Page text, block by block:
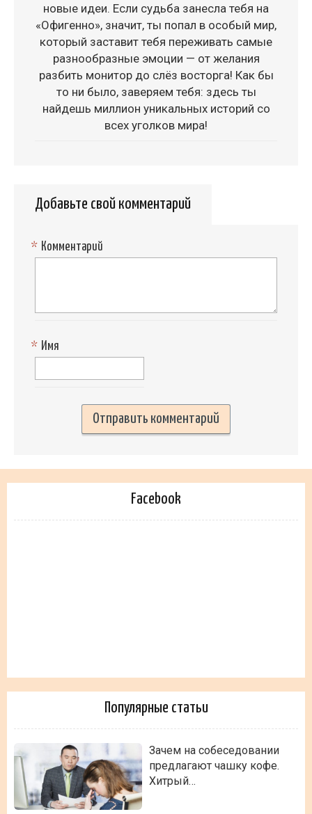
новые идеи. Если судьба занесла тебя на
«Офигенно», значит, ты попал в особый мир,
который заставит тебя переживать самые
разнообразные эмоции — от желания
разбить монитор до слёз восторга! Как бы
то ни было, заверяем тебя: здесь ты
найдешь миллион уникальных историй со
всех уголков мира!
Добавьте свой комментарий
Комментарий
*
Имя
*
Facebook
Популярные статьи
Зачем на собеседовании
предлагают чашку кофе.
Хитрый…